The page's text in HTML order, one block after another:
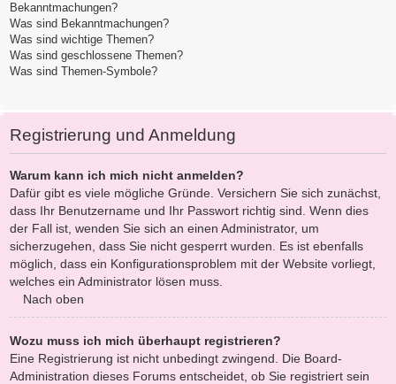
Bekanntmachungen?
Was sind Bekanntmachungen?
Was sind wichtige Themen?
Was sind geschlossene Themen?
Was sind Themen-Symbole?
Registrierung und Anmeldung
Warum kann ich mich nicht anmelden?
Dafür gibt es viele mögliche Gründe. Versichern Sie sich zunächst,
dass Ihr Benutzername und Ihr Passwort richtig sind. Wenn dies
der Fall ist, wenden Sie sich an einen Administrator, um
sicherzugehen, dass Sie nicht gesperrt wurden. Es ist ebenfalls
möglich, dass ein Konfigurationsproblem mit der Website vorliegt,
welches ein Administrator lösen muss.
Nach oben
Wozu muss ich mich überhaupt registrieren?
Eine Registrierung ist nicht unbedingt zwingend. Die Board-
Administration dieses Forums entscheidet, ob Sie registriert sein